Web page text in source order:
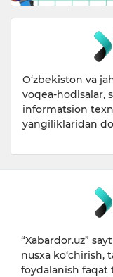
O‘zbekiston va
voqea-hodisalar,
informatsion
yangiliklaridan
“Xabardor.uz”
nusxa ko‘chirish,
foydalanish faqat